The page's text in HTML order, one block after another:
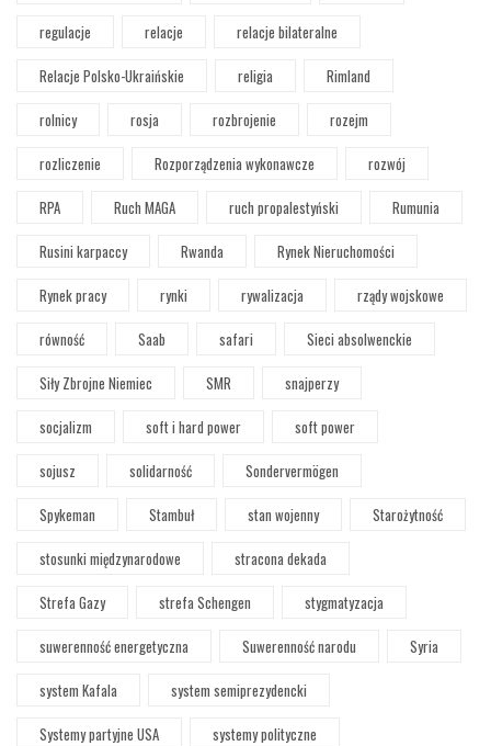
regulacje
relacje
relacje bilateralne
Relacje Polsko-Ukraińskie
religia
Rimland
rolnicy
rosja rozbrojenie
rozejm
rozliczenie
Rozporządzenia wykonawcze
rozwój
RPA
Ruch MAGA ruch propalestyński
Rumunia
Rusini karpaccy
Rwanda
Rynek Nieruchomości
Rynek pracy
rynki rywalizacja
rządy wojskowe
równość
Saab safari
Sieci absolwenckie
Siły Zbrojne Niemiec
SMR
snajperzy
socjalizm
soft i hard power
soft power
sojusz
solidarność
Sondervermögen
Spykeman
Stambuł stan wojenny
Starożytność
stosunki międzynarodowe
stracona dekada
Strefa Gazy
strefa Schengen
stygmatyzacja
suwerenność energetyczna
Suwerenność narodu
Syria
system Kafala
system semiprezydencki
Systemy partyjne USA
systemy polityczne